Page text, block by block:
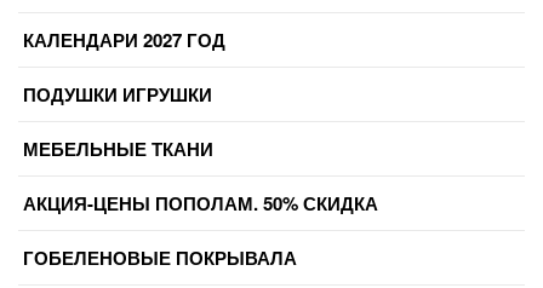
КАЛЕНДАРИ 2027 ГОД
ПОДУШКИ ИГРУШКИ
МЕБЕЛЬНЫЕ ТКАНИ
АКЦИЯ-ЦЕНЫ ПОПОЛАМ. 50% СКИДКА
ГОБЕЛЕНОВЫЕ ПОКРЫВАЛА